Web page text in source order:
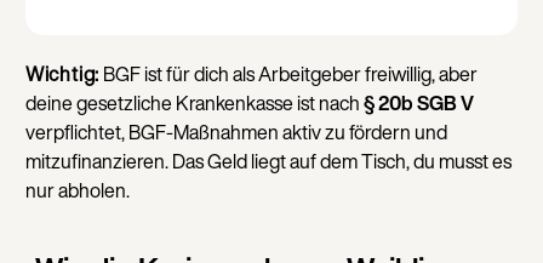
Wichtig: BGF ist für dich als Arbeitgeber freiwillig, aber
deine gesetzliche Krankenkasse ist nach§ 20b SGB V
verpflichtet, BGF-Maßnahmen aktiv zu fördern und
mitzufinanzieren. Das Geld liegt auf dem Tisch, du musst es
nur abholen.